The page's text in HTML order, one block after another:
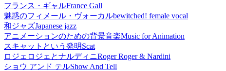
フランス・ギャルFrance Gall
魅惑のフィメール・ヴォーカルbewitched! female vocal
和ジャズJapanese jazz
アニメーションのための背景音楽Music for Animation
スキャットという発明Scat
ロジェロジェとナルディニRoger Roger & Nardini
ショウ アンド テルShow And Tell